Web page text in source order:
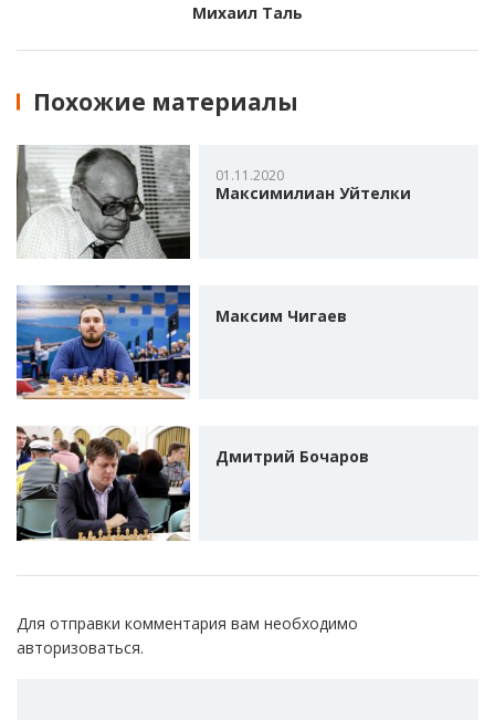
Михаил Таль
Похожие материалы
01.11.2020
Максимилиан Уйтелки
Максим Чигаев
Дмитрий Бочаров
Для отправки комментария вам необходимо
авторизоваться.